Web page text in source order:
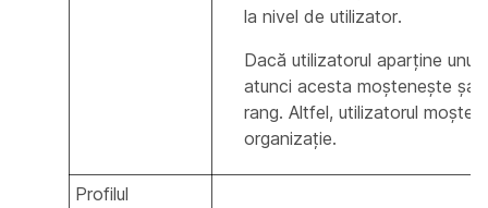
la nivel de utilizator.
Dacă utilizatorul aparține
atunci acesta moștenește
rang. Altfel, utilizatorul
organizație.
Profilul